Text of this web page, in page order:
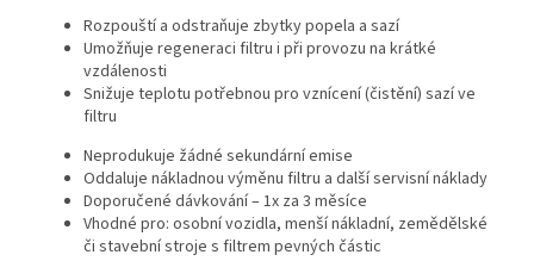
Rozpouští a odstraňuje zbytky popela a sazí
Umožňuje regeneraci filtru i při provozu na krátké
vzdálenosti
Snižuje teplotu potřebnou pro vznícení (čistění) sazí ve
filtru
Neprodukuje žádné sekundární emise
Oddaluje nákladnou výměnu filtru a další servisní náklady
Doporučené dávkování – 1x za 3 měsíce
Vhodné pro: osobní vozidla, menší nákladní, zemědělské
či stavební stroje s filtrem pevných částic